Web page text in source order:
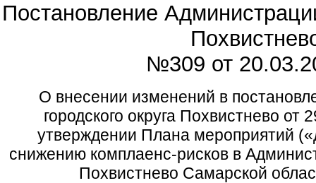
Постановление
№309 от
О внесении изменений в
городского округа Похвистнево
утверждении Плана мероприятий
снижению комплаенс-рисков в
Похвистнево Самарской